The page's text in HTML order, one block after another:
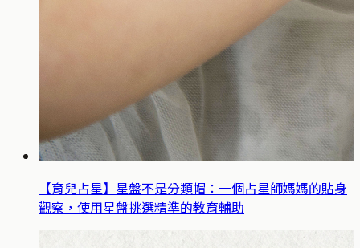
【育兒占星】星盤不是分類帽：一個占星師媽媽的貼身
觀察，使用星盤挑選精準的教育輔助